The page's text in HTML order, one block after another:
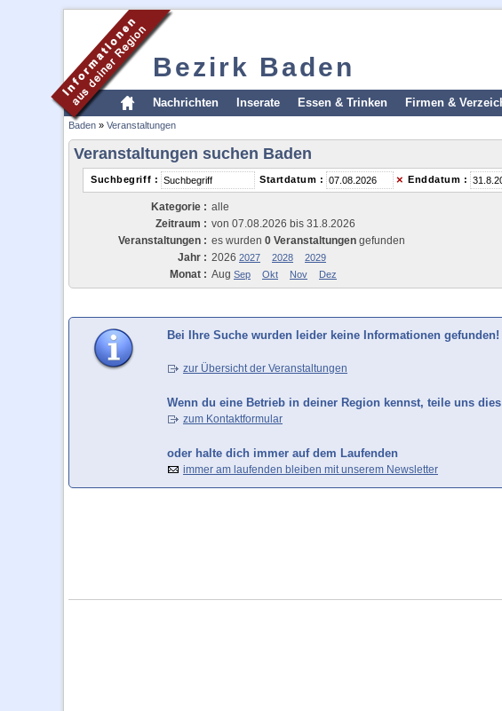
Bezirk Baden
Nachrichten Inserate Essen & Trinken Firmen &
Baden » Veranstaltungen
Veranstaltungen suchen Baden
Suchbegriff : Startdatum : × Enddatum :
Kategorie : alle
Zeitraum : von 07.08.2026 bis 31.8.2026
Veranstaltungen : es wurden 0 Veranstaltungen gefunden
Jahr : 2026 2027 2028 2029
Monat : Aug Sep Okt Nov Dez
Bei Ihre Suche wurden leider keine Informationen gefunden!
zur Übersicht der Veranstaltungen
Wenn du eine Betrieb in deiner Region kennst, teile uns
zum Kontaktformular
oder halte dich immer auf dem Laufenden
immer am laufenden bleiben mit unserem Newsletter